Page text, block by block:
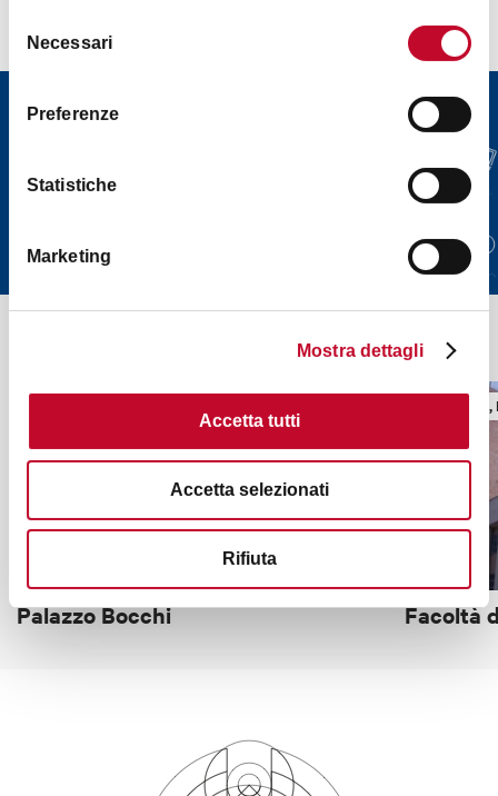
del
consenso
Necessari
Preferenze
Statistiche
Marketing
Mostra dettagli
Accetta tutti
Accetta selezionati
Rifiuta
Download
It might also interest you
Palazzo Bocchi Facoltà